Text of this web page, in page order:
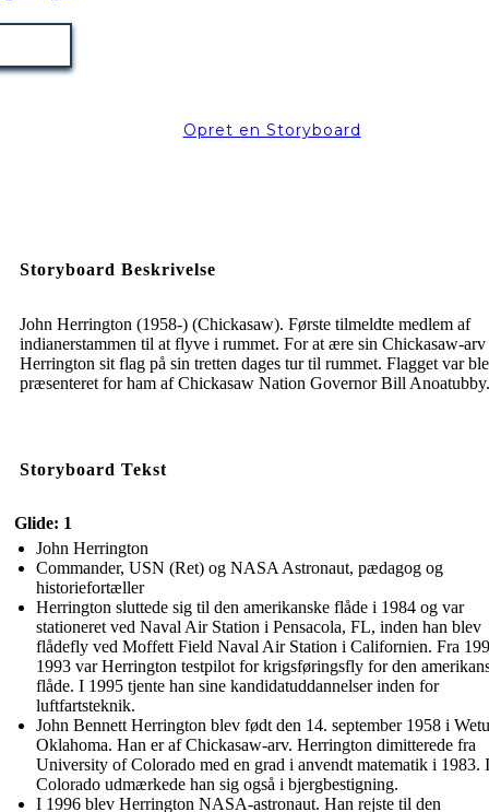
Opret en Storyboard
Storyboard Beskrivelse
John Herrington (1958-) (Chickasaw). Første tilmeldte medlem af
indianerstammen til at flyve i rummet. For at ære sin Chickasaw-arv
Herrington sit flag på sin tretten dages tur til rummet. Flagget var
præsenteret for ham af Chickasaw Nation Governor Bill Anoatubby.
Storyboard Tekst
Glide: 1
John Herrington
Commander, USN (Ret) og NASA Astronaut, pædagog og
historiefortæller
Herrington sluttede sig til den amerikanske flåde i 1984 og var
stationeret ved Naval Air Station i Pensacola, FL, inden han blev
flådefly ved Moffett Field Naval Air Station i Californien. Fra
1993 var Herrington testpilot for krigsføringsfly for den
flåde. I 1995 tjente han sine kandidatuddannelser inden for
luftfartsteknik.
John Bennett Herrington blev født den 14. september 1958 i
Oklahoma. Han er af Chickasaw-arv. Herrington dimitterede fra
University of Colorado med en grad i anvendt matematik i 1983. I
Colorado udmærkede han sig også i bjergbestigning.
I 1996 blev Herrington NASA-astronaut. Han rejste til den